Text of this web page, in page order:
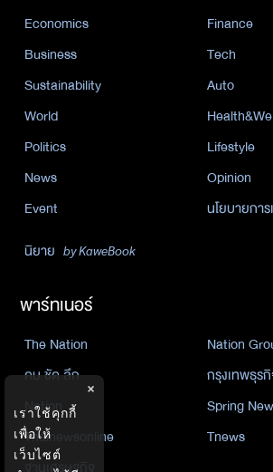
Economics
Finance
Business
Tech
Sustainability
Auto
World
Politics
Lifestyle
News
Opinion
Event
นโยบายกา
นิยาย by KaweBook
พาร์ทเนอร์
The Nation
Nation
คม ชัด ลึก
กรุงเทพธุร
Nation
Spring
Thainewsonline
Tnews
ฐานเศรษฐกิจ
×
เราใช้คุกกี้
เพื่อให้
เว็บไซต์